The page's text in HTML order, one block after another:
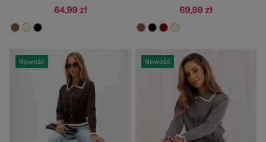
64,99 zł 69,99 zł
Nowość Nowość